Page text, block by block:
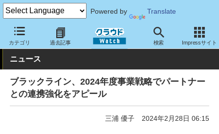
Powered by Translate
カテゴリ 過去記事 検索 Impressサイト
クラウド Watch トピック 事業戦略
ニュース
ブラックライン、2024年度事業戦略でパートナー
との連携強化をアピール
三浦 優子 2024年2月28日 06:15